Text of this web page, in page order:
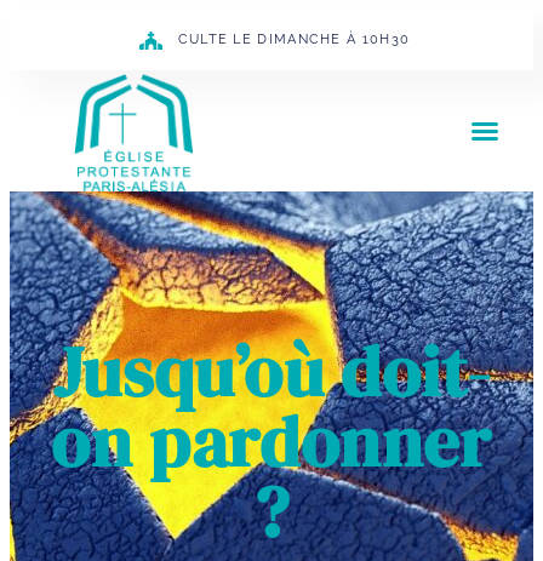
CULTE LE DIMANCHE À 10H30
Jusqu’où doit-
on pardonner
?